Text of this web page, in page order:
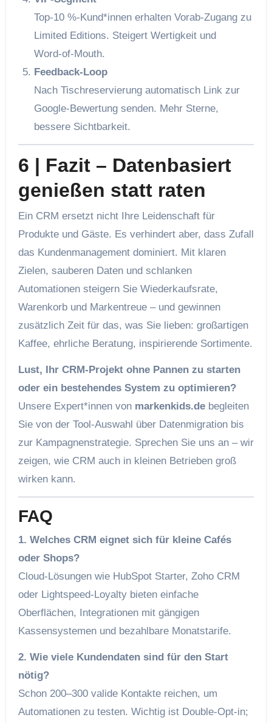
Top‑10 %‑Kund*innen erhalten Vorab‑Zugang zu
Limited Editions. Steigert Wertigkeit und
Word‑of‑Mouth.
Feedback‑Loop
Nach Tisch­reservierung automatisch Link zur
Google‑Bewertung senden. Mehr Sterne,
bessere Sichtbarkeit.
6 | Fazit – Datenbasiert
genießen statt raten
Ein CRM ersetzt nicht Ihre Leidenschaft für
Produkte und Gäste. Es verhindert aber, dass Zufall
das Kunden­management dominiert. Mit klaren
Zielen, sauberen Daten und schlanken
Automationen steigern Sie Wieder­kaufsrate,
Warenkorb und Marken­treue – und gewinnen
zusätzlich Zeit für das, was Sie lieben: großartigen
Kaffee, ehrliche Beratung, inspirierende Sortimente.
Lust, Ihr CRM‑Projekt ohne Pannen zu starten
oder ein bestehendes System zu optimieren?
Unsere Expert*innen von markenkids.debegleiten
Sie von der Tool‑Auswahl über Daten­migration bis
zur Kampagnen­strategie. Sprechen Sie uns an – wir
zeigen, wie CRM auch in kleinen Betrieben groß
wirken kann.
FAQ
1. Welches CRM eignet sich für kleine Cafés
oder Shops?
Cloud‑Lösungen wie HubSpot Starter, Zoho CRM
oder Lightspeed‑Loyalty bieten einfache
Oberflächen, Integrationen mit gängigen
Kassensystemen und bezahlbare Monats­tarife.
2. Wie viele Kundendaten sind für den Start
nötig?
Schon 200–300 valide Kontakte reichen, um
Automationen zu testen. Wichtig ist Double‑Opt‑in;